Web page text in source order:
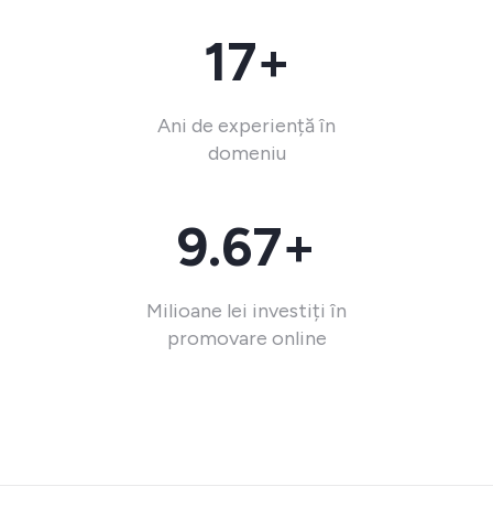
17+
Ani de experiență în
domeniu
9.67+
Milioane lei investiți în
promovare online